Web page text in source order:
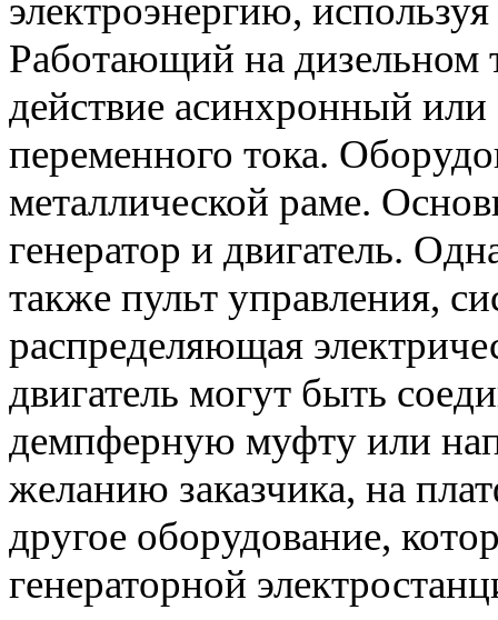
электроэнергию,
Работающий на дизельном
действие асинхронный
переменного тока.
металлической раме.
генератор и двигатель.
также пульт управления,
распределяющая
двигатель могут быть
демпферную муфту или
желанию заказчика, на
другое оборудование,
генераторной